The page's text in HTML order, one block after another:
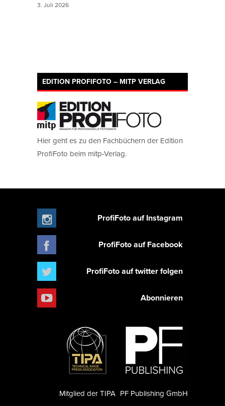
3. Juli 2026
EDITION PROFIFOTO – MITP VERLAG
Hier geht es zu den Fachbüchern der Edition
ProfiFoto beim mitp-Verlag.
ProfiFoto auf Instagram
ProfiFoto auf Facebook
ProfiFoto auf twitter folgen
Abonnieren
PF Publishing GmbH
Mitglied der TIPA